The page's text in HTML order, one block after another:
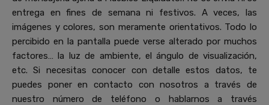
entrega en fines de semana ni festivos. A veces, las
imágenes y colores, son meramente orientativos. Todo lo
percibido en la pantalla puede verse alterado por muchos
factores… la luz de ambiente, el ángulo de visualización,
etc. Si necesitas conocer con detalle estos datos, te
puedes poner en contacto con nosotros a través de
nuestro número de teléfono o hablarnos a través